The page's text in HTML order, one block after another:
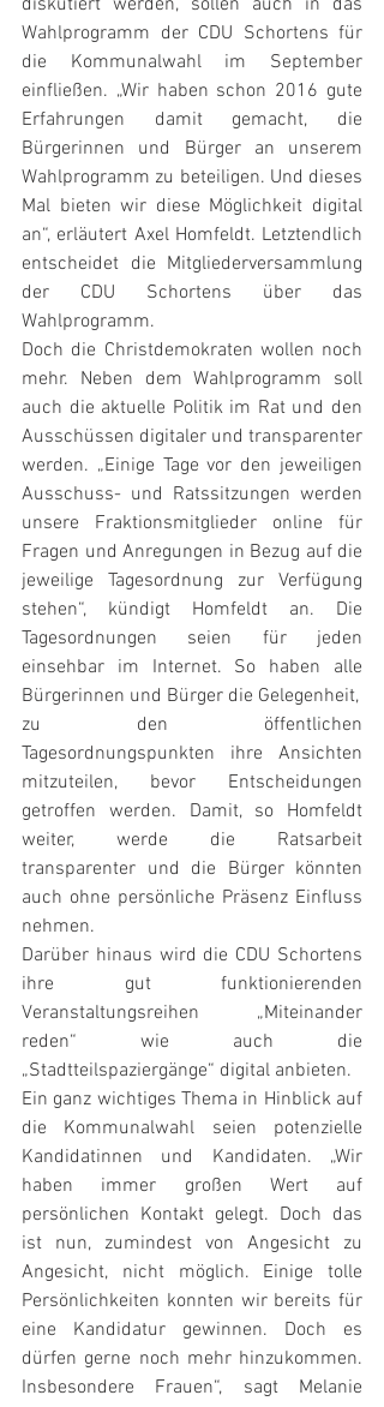
Wahlprogramm der CDU Schortens für
die Kommunalwahl im September
einfließen. „Wir haben schon 2016 gute
Erfahrungen damit gemacht, die
Bürgerinnen und Bürger an unserem
Wahlprogramm zu beteiligen. Und dieses
Mal bieten wir diese Möglichkeit digital
an“, erläutert Axel Homfeldt. Letztendlich
entscheidet die Mitgliederversammlung
der CDU Schortens über das
Wahlprogramm.
Doch die Christdemokraten wollen noch
mehr. Neben dem Wahlprogramm soll
auch die aktuelle Politik im Rat und den
Ausschüssen digitaler und transparenter
werden. „Einige Tage vor den jeweiligen
Ausschuss- und Ratssitzungen werden
unsere Fraktionsmitglieder online für
Fragen und Anregungen in Bezug auf die
jeweilige Tagesordnung zur Verfügung
stehen“, kündigt Homfeldt an. Die
Tagesordnungen seien für jeden
einsehbar im Internet. So haben alle
zu den öffentlichen
Tagesordnungspunkten ihre Ansichten
mitzuteilen, bevor Entscheidungen
getroffen werden. Damit, so Homfeldt
weiter, werde die Ratsarbeit
transparenter und die Bürger könnten
auch ohne persönliche Präsenz Einfluss
nehmen.
Darüber hinaus wird die CDU Schortens
ihre gut funktionierenden
Veranstaltungsreihen „Miteinander
reden“ wie auch die
„Stadtteilspaziergänge“ digital anbieten.
Ein ganz wichtiges Thema in Hinblick auf
die Kommunalwahl seien potenzielle
Kandidatinnen und Kandidaten. „Wir
haben immer großen Wert auf
persönlichen Kontakt gelegt. Doch das
ist nun, zumindest von Angesicht zu
Angesicht, nicht möglich. Einige tolle
Persönlichkeiten konnten wir bereits für
eine Kandidatur gewinnen. Doch es
dürfen gerne noch mehr hinzukommen.
Insbesondere Frauen“, sagt Melanie